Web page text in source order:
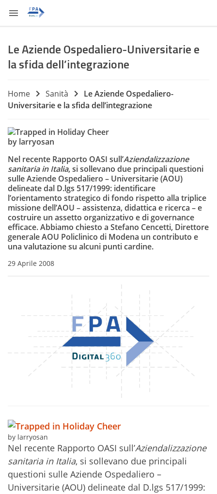
Le Aziende Ospedaliero-Universitarie e
la sfida dell’integrazione
Home Sanità
Le Aziende Ospedaliero-
Universitarie e la sfida dell’integrazione
by larryosan
Nel recente Rapporto OASI sull’Aziendalizzazione
sanitaria in Italia, si sollevano due principali questioni
sulle Aziende Ospedaliero – Universitarie (AOU)
delineate dal D.lgs 517/1999: identificare
l’orientamento strategico di fondo rispetto alla triplice
missione dell’AOU – assistenza, didattica e ricerca – e
costruire un assetto organizzativo e di governance
efficace. Abbiamo chiesto a Stefano Cencetti, Direttore
generale AOU Policlinico di Modena un contributo e
una valutazione su alcuni punti cardine.
29 Aprile 2008
by larryosan
Nel recente Rapporto OASI sull’Aziendalizzazione
sanitaria in Italia, si sollevano due principali
questioni sulle Aziende Ospedaliero –
Universitarie (AOU) delineate dal D.lgs 517/1999: